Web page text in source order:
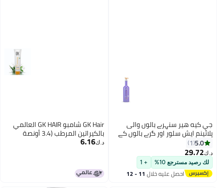
هير سنہرے بالوں والی
ایش سلور اور گرے بالوں کے
خشک اور خراب بالوں کو
کرتا ہے اور پیتل کے پیلے
ہٹا دیتا ہے
1
مسترجع 10% + 1
احصل عليه خلال 11 - 12
GK Hair شامبو GK HAIR العالمي
بالكيراتين المرطب (3.4 أونصة
سائلة/100 مل) لحماية اللون
بالألوان
6.16